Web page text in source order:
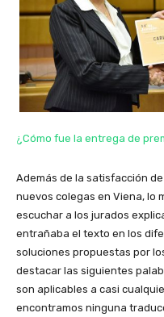
¿Cómo fue la entrega de
Además de la satisfacción
nuevos colegas en Viena, lo
escuchar a los jurados
entrañaba el texto en los
soluciones propuestas por
destacar las siguientes
son aplicables a casi
encontramos ninguna